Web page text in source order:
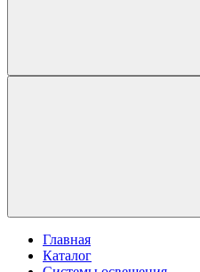
Главная
Каталог